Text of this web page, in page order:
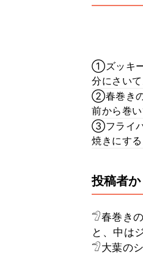
①ズッキー
分にさいて
②春巻きの
前から巻
③フライパ
焼きにする
投稿者
𓅿春巻き
と、中は
𓅿大葉の